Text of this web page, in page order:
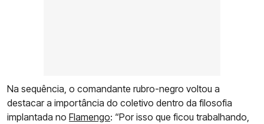
Na sequência, o comandante rubro-negro voltou a
destacar a importância do coletivo dentro da filosofia
implantada no Flamengo: “Por isso que ficou trabalhando,